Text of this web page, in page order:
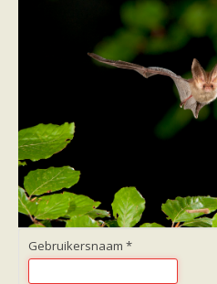
Waarnemingen
Hulp
Vleermuis gevonden
Vanginstructie
Hulp per email
Hulp per provincie
Drenthe
Groningen
Home
Gebruikersnaam *